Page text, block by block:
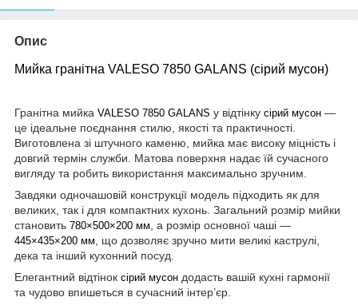
Опис
Мийка гранітна VALESO 7850 GALANS (сірий мусон)
Гранітна мийка VALESO 7850 GALANS у відтінку сірий мусон —
це ідеальне поєднання стилю, якості та практичності.
Виготовлена зі штучного каменю, мийка має високу міцність і
довгий термін служби. Матова поверхня надає їй сучасного
вигляду та робить використання максимально зручним.
Завдяки одночашовій конструкції модель підходить як для
великих, так і для компактних кухонь. Загальний розмір мийки
становить 780×500×200 мм , а розмір основної чаші —
445×435×200 мм , що дозволяє зручно мити великі каструлі,
дека та інший кухонний посуд.
Елегантний відтінок сірий мусон додасть вашій кухні гармонії
та чудово впишеться в сучасний інтер’єр.